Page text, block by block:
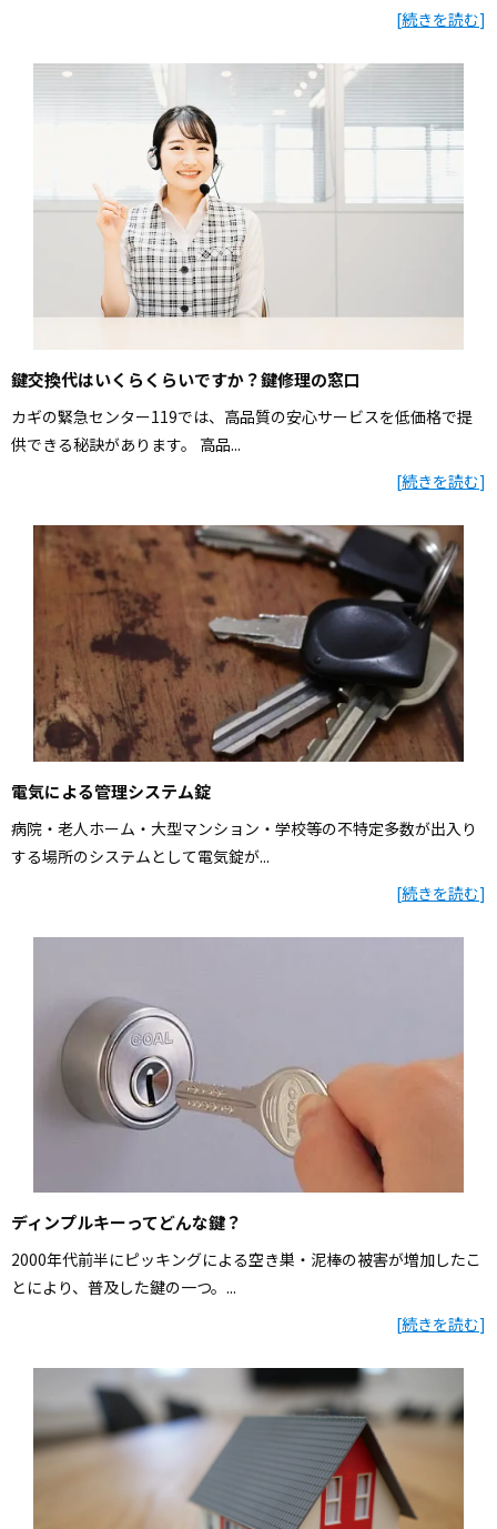
[続きを読む]
鍵交換代はいくらくらいですか？鍵修理の窓口
カギの緊急センター119では、高品質の安心サービスを低価格で提
供できる秘訣があります。 高品...
[続きを読む]
電気による管理システム錠
病院・老人ホーム・大型マンション・学校等の不特定多数が出入り
する場所のシステムとして電気錠が...
[続きを読む]
ディンプルキーってどんな鍵？
2000年代前半にピッキングによる空き巣・泥棒の被害が増加したこ
とにより、普及した鍵の一つ。...
[続きを読む]